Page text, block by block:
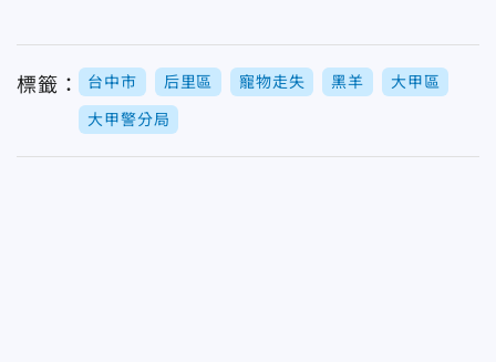
標籤： 台中市 后里區 寵物走失 黑羊 大甲區
大甲警分局